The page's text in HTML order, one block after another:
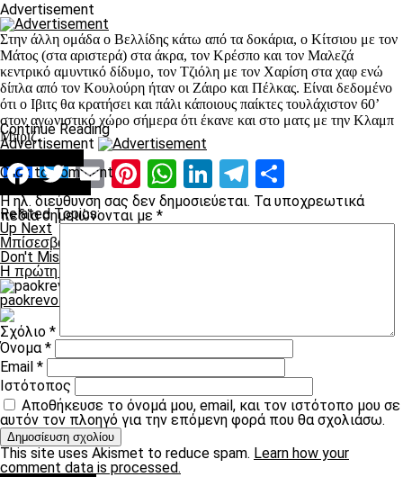
Advertisement
Στην άλλη ομάδα ο Βελλίδης κάτω από τα δοκάρια, ο Κίτσιου με τον
Μάτος (στα αριστερά) στα άκρα, τον Κρέσπο και τον Μαλεζά
κεντρικό αμυντικό δίδυμο, τον Τζιόλη με τον Χαρίση στα χαφ ενώ
δίπλα από τον Κουλούρη ήταν οι Ζάιρο και Πέλκας. Είναι δεδομένο
ότι ο Ιβιτς θα κρατήσει και πάλι κάποιους παίκτες τουλάχιστον 60’
στον αγωνιστικό χώρο σήμερα ότι έκανε και στο ματς με την Κλαμπ
Μπριζ.
Facebook
Twitter
EmailPinterest
WhatsApp
LinkedIn
Telegram
Related Topics:
Up Next
Μπίσεσβαρ: «Θα είμαι έτοιμος για το Champions League»
Don't Miss
Η πρώτη του Κάνιας
paokrevolution
Continue Reading
Advertisement
Click to comment
Leave a Reply
Η ηλ. διεύθυνση σας δεν δημοσιεύεται. Τα υποχρεωτικά
πεδία σημειώνονται με *
Σχόλιο *
Όνομα*
Email *
Ιστότοπος
Αποθήκευσε το όνομά μου, email, και τον ιστότοπο μου σε
αυτόν τον πλοηγό για την επόμενη φορά που θα σχολιάσω.
This site uses Akismet to reduce spam. Learn how your
comment data is processed.